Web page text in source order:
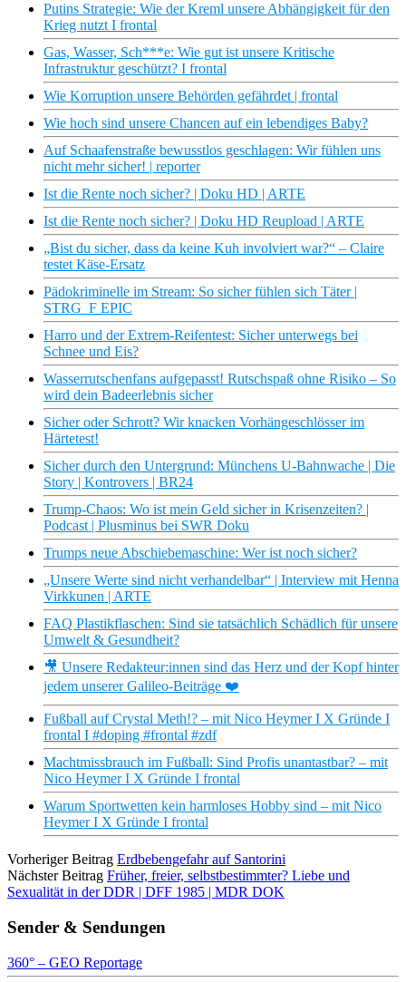
Putins Strategie: Wie der Kreml unsere Abhängigkeit für den
Krieg nutzt I frontal
Gas, Wasser, Sch***e: Wie gut ist unsere Kritische
Infrastruktur geschützt? I frontal
Wie Korruption unsere Behörden gefährdet | frontal
Wie hoch sind unsere Chancen auf ein lebendiges Baby?
Auf Schaafenstraße bewusstlos geschlagen: Wir fühlen uns
nicht mehr sicher! | reporter
Ist die Rente noch sicher? | Doku HD | ARTE
Ist die Rente noch sicher? | Doku HD Reupload | ARTE
„Bist du sicher, dass da keine Kuh involviert war?“ – Claire
testet Käse-Ersatz
Pädokriminelle im Stream: So sicher fühlen sich Täter |
STRG_F EPIC
Harro und der Extrem-Reifentest: Sicher unterwegs bei
Schnee und Eis?
Wasserrutschenfans aufgepasst! Rutschspaß ohne Risiko – So
wird dein Badeerlebnis sicher
Sicher oder Schrott? Wir knacken Vorhängeschlösser im
Härtetest!
Sicher durch den Untergrund: Münchens U-Bahnwache | Die
Story | Kontrovers | BR24
Trump-Chaos: Wo ist mein Geld sicher in Krisenzeiten? |
Podcast | Plusminus bei SWR Doku
Trumps neue Abschiebemaschine: Wer ist noch sicher?
„Unsere Werte sind nicht verhandelbar“ | Interview mit Henna
Virkkunen | ARTE
FAQ Plastikflaschen: Sind sie tatsächlich Schädlich für unsere
Umwelt & Gesundheit?
🎥 Unsere Redakteur:innen sind das Herz und der Kopf hinter
jedem unserer Galileo-Beiträge ❤️
Fußball auf Crystal Meth!? – mit Nico Heymer I X Gründe I
frontal I #doping #frontal #zdf
Machtmissbrauch im Fußball: Sind Profis unantastbar? – mit
Nico Heymer I X Gründe I frontal
Warum Sportwetten kein harmloses Hobby sind – mit Nico
Heymer I X Gründe I frontal
Vorheriger Beitrag Erdbebengefahr auf Santorini
Nächster Beitrag Früher, freier, selbstbestimmter? Liebe und
Sexualität in der DDR | DFF 1985 | MDR DOK
Sender & Sendungen
360° – GEO Reportage